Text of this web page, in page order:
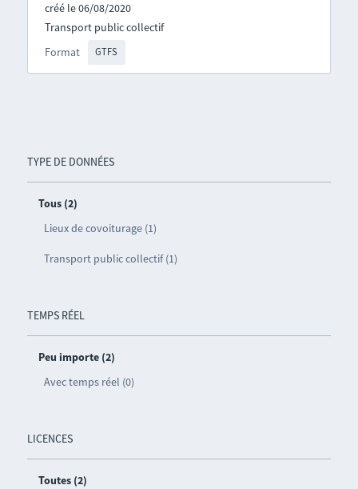
TYPE DE DONNÉES
Tous (2)
Lieux de covoiturage (1)
Transport public collectif (1)
TEMPS RÉEL
Peu importe (2)
Avec temps réel (0)
LICENCES
Toutes (2)
créé le 06/08/2020
Format GTFS
Transport public collectif